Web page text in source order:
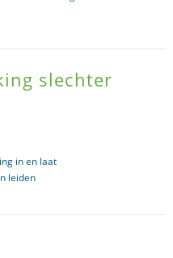
slechter
in en laat
leiden